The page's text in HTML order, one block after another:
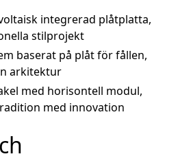
integrerad plåtplatta,
stilprojekt
baserat på plåt för fållen,
arkitektur
med horisontell modul,
med innovation